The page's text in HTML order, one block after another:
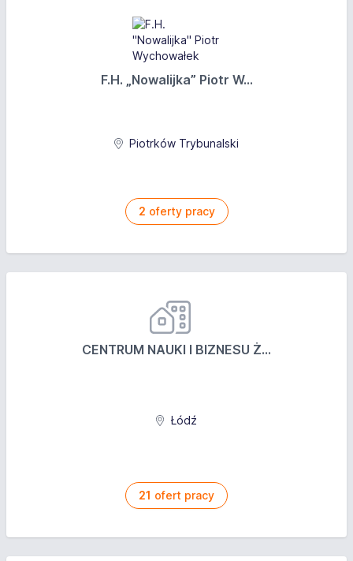
F.H. „Nowalijka” Piotr W...
Piotrków Trybunalski
2 oferty pracy
CENTRUM NAUKI I BIZNESU Ż...
Łódź
21 ofert pracy